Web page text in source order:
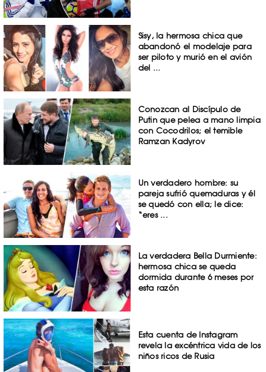
Sisy, la hermosa chica que
abandonó el modelaje para
ser piloto y murió en el avión
del ...
Conozcan al Discípulo de
Putin que pelea a mano limpia
con Cocodrilos; el temible
Ramzan Kadyrov
Un verdadero hombre: su
pareja sufrió quemaduras y él
se quedó con ella; le dice:
“eres ...
La verdadera Bella Durmiente:
hermosa chica se queda
dormida durante 6 meses por
esta razón
Esta cuenta de Instagram
revela la excéntrica vida de los
niños ricos de Rusia